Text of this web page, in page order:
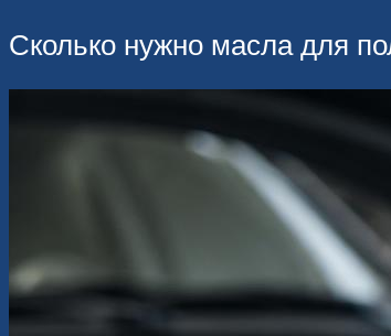
Сколько нужно масла для